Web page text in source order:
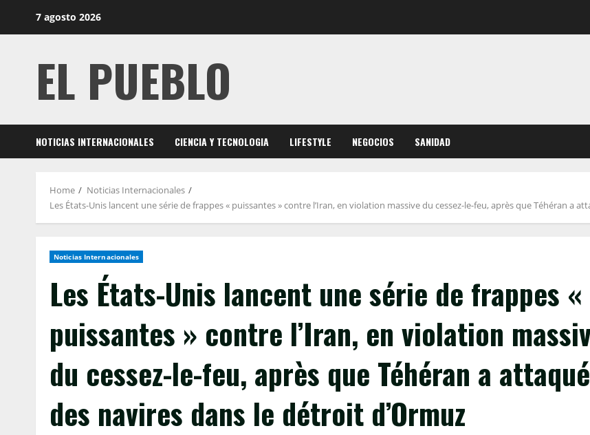
7 agosto 2026
EL PUEBLO
NOTICIAS INTERNACIONALES CIENCIA Y TECNOLOGIA LIFESTYLE NEGOCIOS SANIDAD
Home
Noticias Internacionales
Les États-Unis lancent une série de frappes « puissantes » contre l’Iran, en violation massive du cessez-le-feu, après que Téhéran a
Noticias Internacionales
Les États-Unis lancent une série de frappes «
puissantes » contre l’Iran, en violation
du cessez-le-feu, après que Téhéran a attaqué
des navires dans le détroit d’Ormuz